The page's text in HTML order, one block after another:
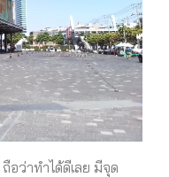
ว่าทำได้ดีเลย มีจุด